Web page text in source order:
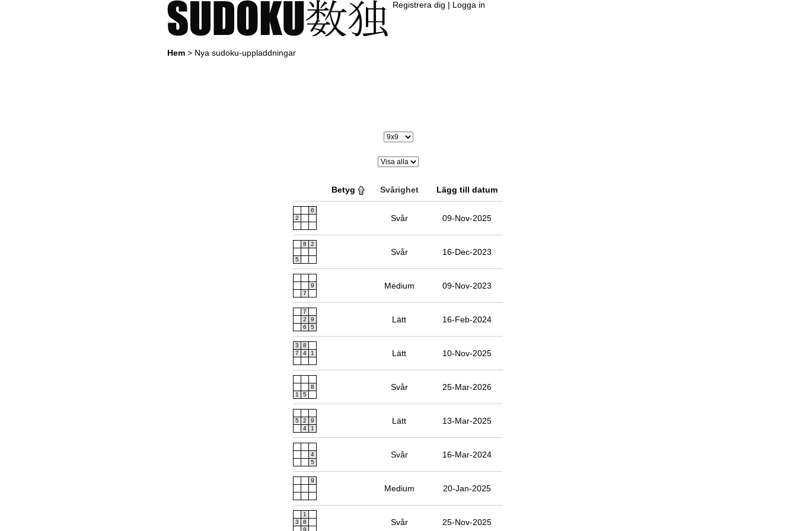
Registrera dig | Logga in
Hem> Nya sudoku-uppladdningar
Betyg Svårighet Lägg till datum
6
2
Svår 09-Nov-2025
8 2
5
Svår 16-Dec-2023
9
7
Medium 09-Nov-2023
7
2
9
6
5
Lätt 16-Feb-2024
3
8
7
4 1 Lätt 10-Nov-2025
8
1
5
Svår 25-Mar-2026
5 2
9
4
1
Lätt 13-Mar-2025
4
5
Svår 16-Mar-2024
9
Medium 20-Jan-2025
1
3
8
9
Svår 25-Nov-2025